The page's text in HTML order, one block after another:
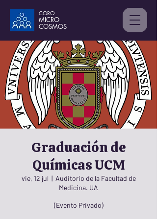
CORO
MICRO
COSMOS
Graduación de
Químicas UCM
vie, 12 jul
  |
Auditorio de la Facultad de
Medicina. UA
(Evento Privado)